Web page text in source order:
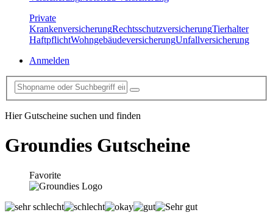
Private
KrankenversicherungRechtsschutzversicherungTierhalter
HaftpflichtWohngebäudeversicherungUnfallversicherung
Anmelden
Hier Gutscheine suchen und finden
Groundies Gutscheine
Favorite